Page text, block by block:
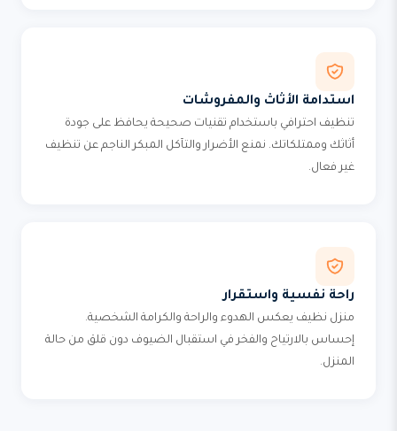
استدامة الأثاث والمفروشات
تنظيف احترافي باستخدام تقنيات صحيحة يحافظ على جودة
أثاثك وممتلكاتك. نمنع الأضرار والتآكل المبكر الناجم عن تنظيف
غير فعال.
راحة نفسية واستقرار
منزل نظيف يعكس الهدوء والراحة والكرامة الشخصية.
إحساس بالارتياح والفخر في استقبال الضيوف دون قلق من حالة
المنزل.